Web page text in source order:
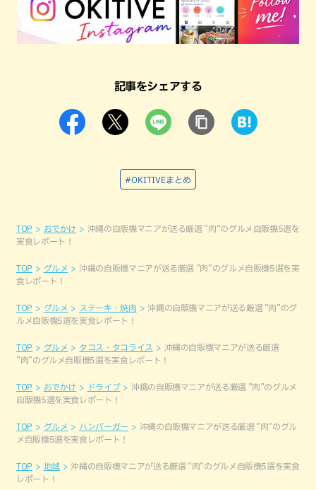
記事をシェアする
#OKITIVEまとめ
TOP おでかけ
沖縄の自販機マニアが送る厳選 ”肉”のグルメ自販機5選を
実食レポート！
TOP グルメ
沖縄の自販機マニアが送る厳選 ”肉”のグルメ自販機5選を実
食レポート！
TOP グルメ ステーキ・焼肉
沖縄の自販機マニアが送る厳選 ”肉”のグ
ルメ自販機5選を実食レポート！
TOP グルメ タコス・タコライス
沖縄の自販機マニアが送る厳選
”肉”のグルメ自販機5選を実食レポート！
TOP おでかけ ドライブ
沖縄の自販機マニアが送る厳選 ”肉”のグルメ
自販機5選を実食レポート！
TOP グルメ ハンバーガー
沖縄の自販機マニアが送る厳選 ”肉”のグル
メ自販機5選を実食レポート！
TOP 地域
沖縄の自販機マニアが送る厳選 ”肉”のグルメ自販機5選を実食
レポート！